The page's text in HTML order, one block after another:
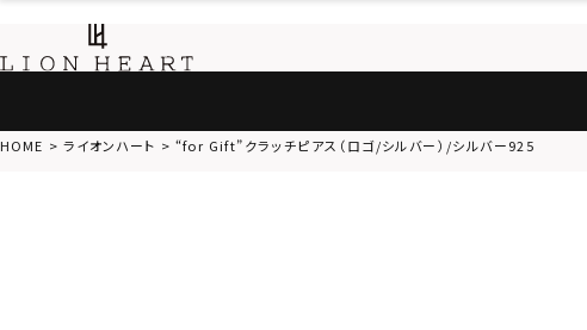
HOME ライオンハート “for Gift”クラッチピアス（ロゴ/シルバー）/シルバー925